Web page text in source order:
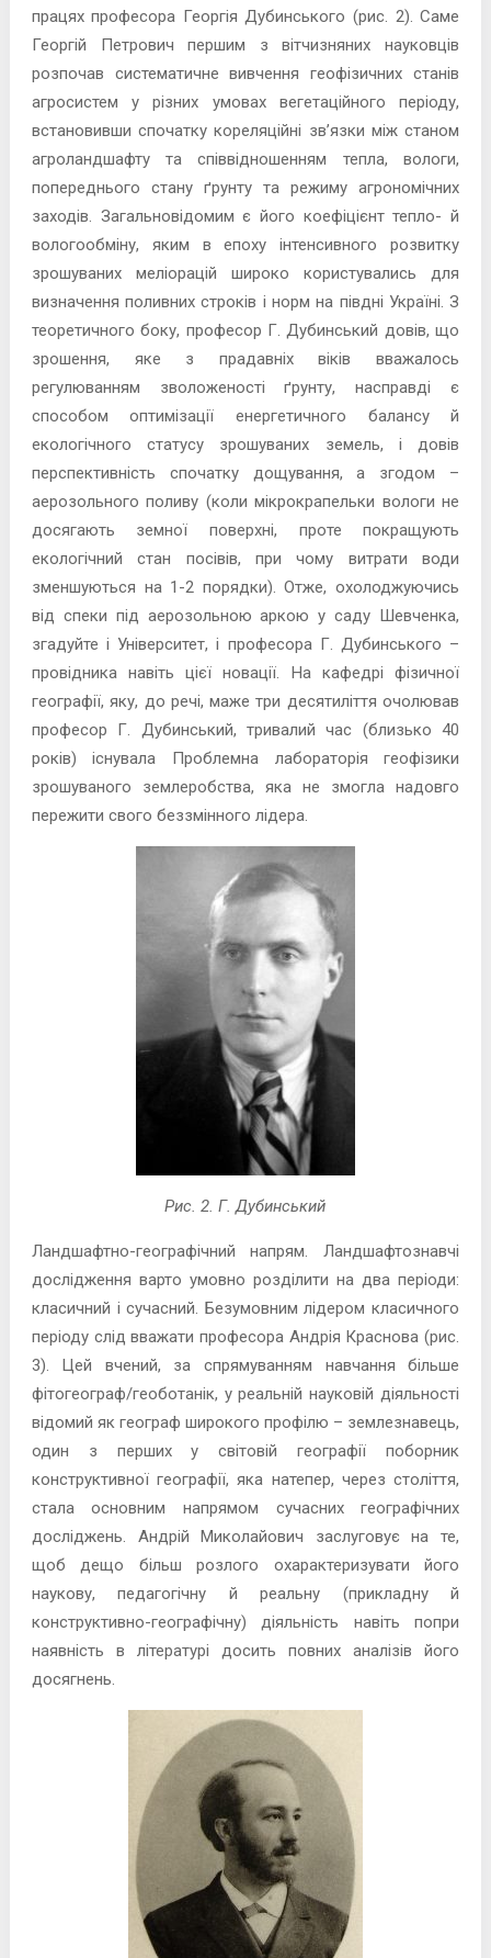
працях професора Георгія Дубинського (рис. 2). Саме
Георгій Петрович першим з вітчизняних науковців
розпочав систематичне вивчення геофізичних станів
агросистем у різних умовах вегетаційного періоду,
встановивши спочатку кореляційні зв’язки між станом
агроландшафту та співвідношенням тепла, вологи,
попереднього стану ґрунту та режиму агрономічних
заходів. Загальновідомим є його коефіцієнт тепло- й
вологообміну, яким в епоху інтенсивного розвитку
зрошуваних меліорацій широко користувались для
визначення поливних строків і норм на півдні Україні. З
теоретичного боку, професор Г. Дубинський довів, що
зрошення, яке з прадавніх віків вважалось
регулюванням зволоженості ґрунту, насправді є
способом оптимізації енергетичного балансу й
екологічного статусу зрошуваних земель, і довів
перспективність спочатку дощування, а згодом –
аерозольного поливу (коли мікрокрапельки вологи не
досягають земної поверхні, проте покращують
екологічний стан посівів, при чому витрати води
зменшуються на 1-2 порядки). Отже, охолоджуючись
від спеки під аерозольною аркою у саду Шевченка,
згадуйте і Університет, і професора Г. Дубинського –
провідника навіть цієї новації. На кафедрі фізичної
географії, яку, до речі, маже три десятиліття очолював
професор Г. Дубинський, тривалий час (близько 40
років) існувала Проблемна лабораторія геофізики
зрошуваного землеробства, яка не змогла надовго
пережити свого беззмінного лідера.
Рис. 2. Г. Дубинський
Ландшафтно-географічний напрям. Ландшафтознавчі
дослідження варто умовно розділити на два періоди:
класичний і сучасний. Безумовним лідером класичного
періоду слід вважати професора Андрія Краснова (рис.
3). Цей вчений, за спрямуванням навчання більше
фітогеограф/геоботанік, у реальній науковій діяльності
відомий як географ широкого профілю – землезнавець,
один з перших у світовій географії поборник
конструктивної географії, яка натепер, через століття,
стала основним напрямом сучасних географічних
досліджень. Андрій Миколайович заслуговує на те,
щоб дещо більш розлого охарактеризувати його
наукову, педагогічну й реальну (прикладну й
конструктивно-географічну) діяльність навіть попри
наявність в літературі досить повних аналізів його
досягнень.